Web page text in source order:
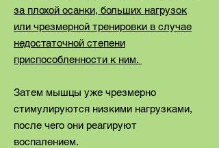
за плохой осанки, больших нагрузок
или чрезмерной тренировки в случае
недостаточной степени
приспособленности к ним.
Затем мышцы уже чрезмерно
стимулируются низкими нагрузками,
после чего они реагируют
воспалением.